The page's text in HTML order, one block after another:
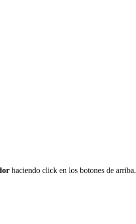
haciendo click en los botones de arriba.